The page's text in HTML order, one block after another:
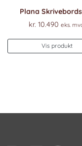
Plana
kr. 10.490 eks.
Vis produkt